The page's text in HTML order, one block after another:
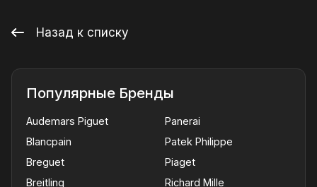
Назад к списку
Популярные Бренды
Audemars Piguet
Blancpain
Breguet
Breitling
Panerai
Patek Philippe
Piaget
Richard Mille